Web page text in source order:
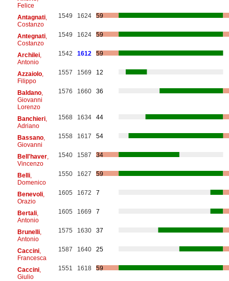
Felice
Antagnati,
Costanzo
1549 1624 59
Antegnati,
Costanzo
1549 1624 59
Archilei,
Antonio
1542 1612 59
Azzaiolo,
Filippo
1557 1569 12
Baldano,
Giovanni
Lorenzo
1576 1660 36
Banchieri,
Adriano
1568 1634 44
Bassano,
Giovanni
1558 1617 54
Bell'haver,
Vincenzo
1540 1587 34
Belli,
Domenico
1550 1627 59
Benevoli,
Orazio
1605 1672 7
Bertali,
Antonio
1605 1669 7
Brunelli,
Antonio
1575 1630 37
Caccini,
Francesca
1587 1640 25
Caccini,
Giulio
1551 1618 59